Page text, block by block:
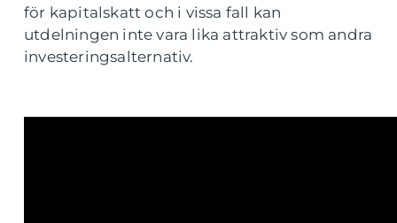
för kapitalskatt och i vissa fall kan
utdelningen inte vara lika attraktiv som andra
investeringsalternativ.